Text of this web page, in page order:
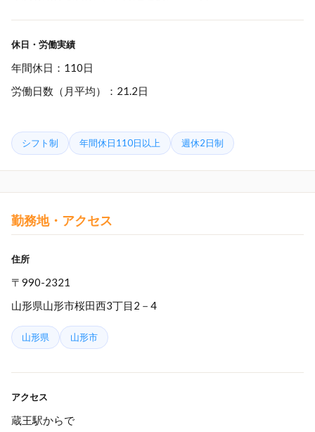
休日・労働実績
年間休日：110日
労働日数（月平均）：21.2日
シフト制 年間休日110日以上 週休2日制
勤務地・アクセス
住所
〒990-2321
山形県山形市桜田西3丁目2－4
山形県 山形市
アクセス
蔵王駅からで